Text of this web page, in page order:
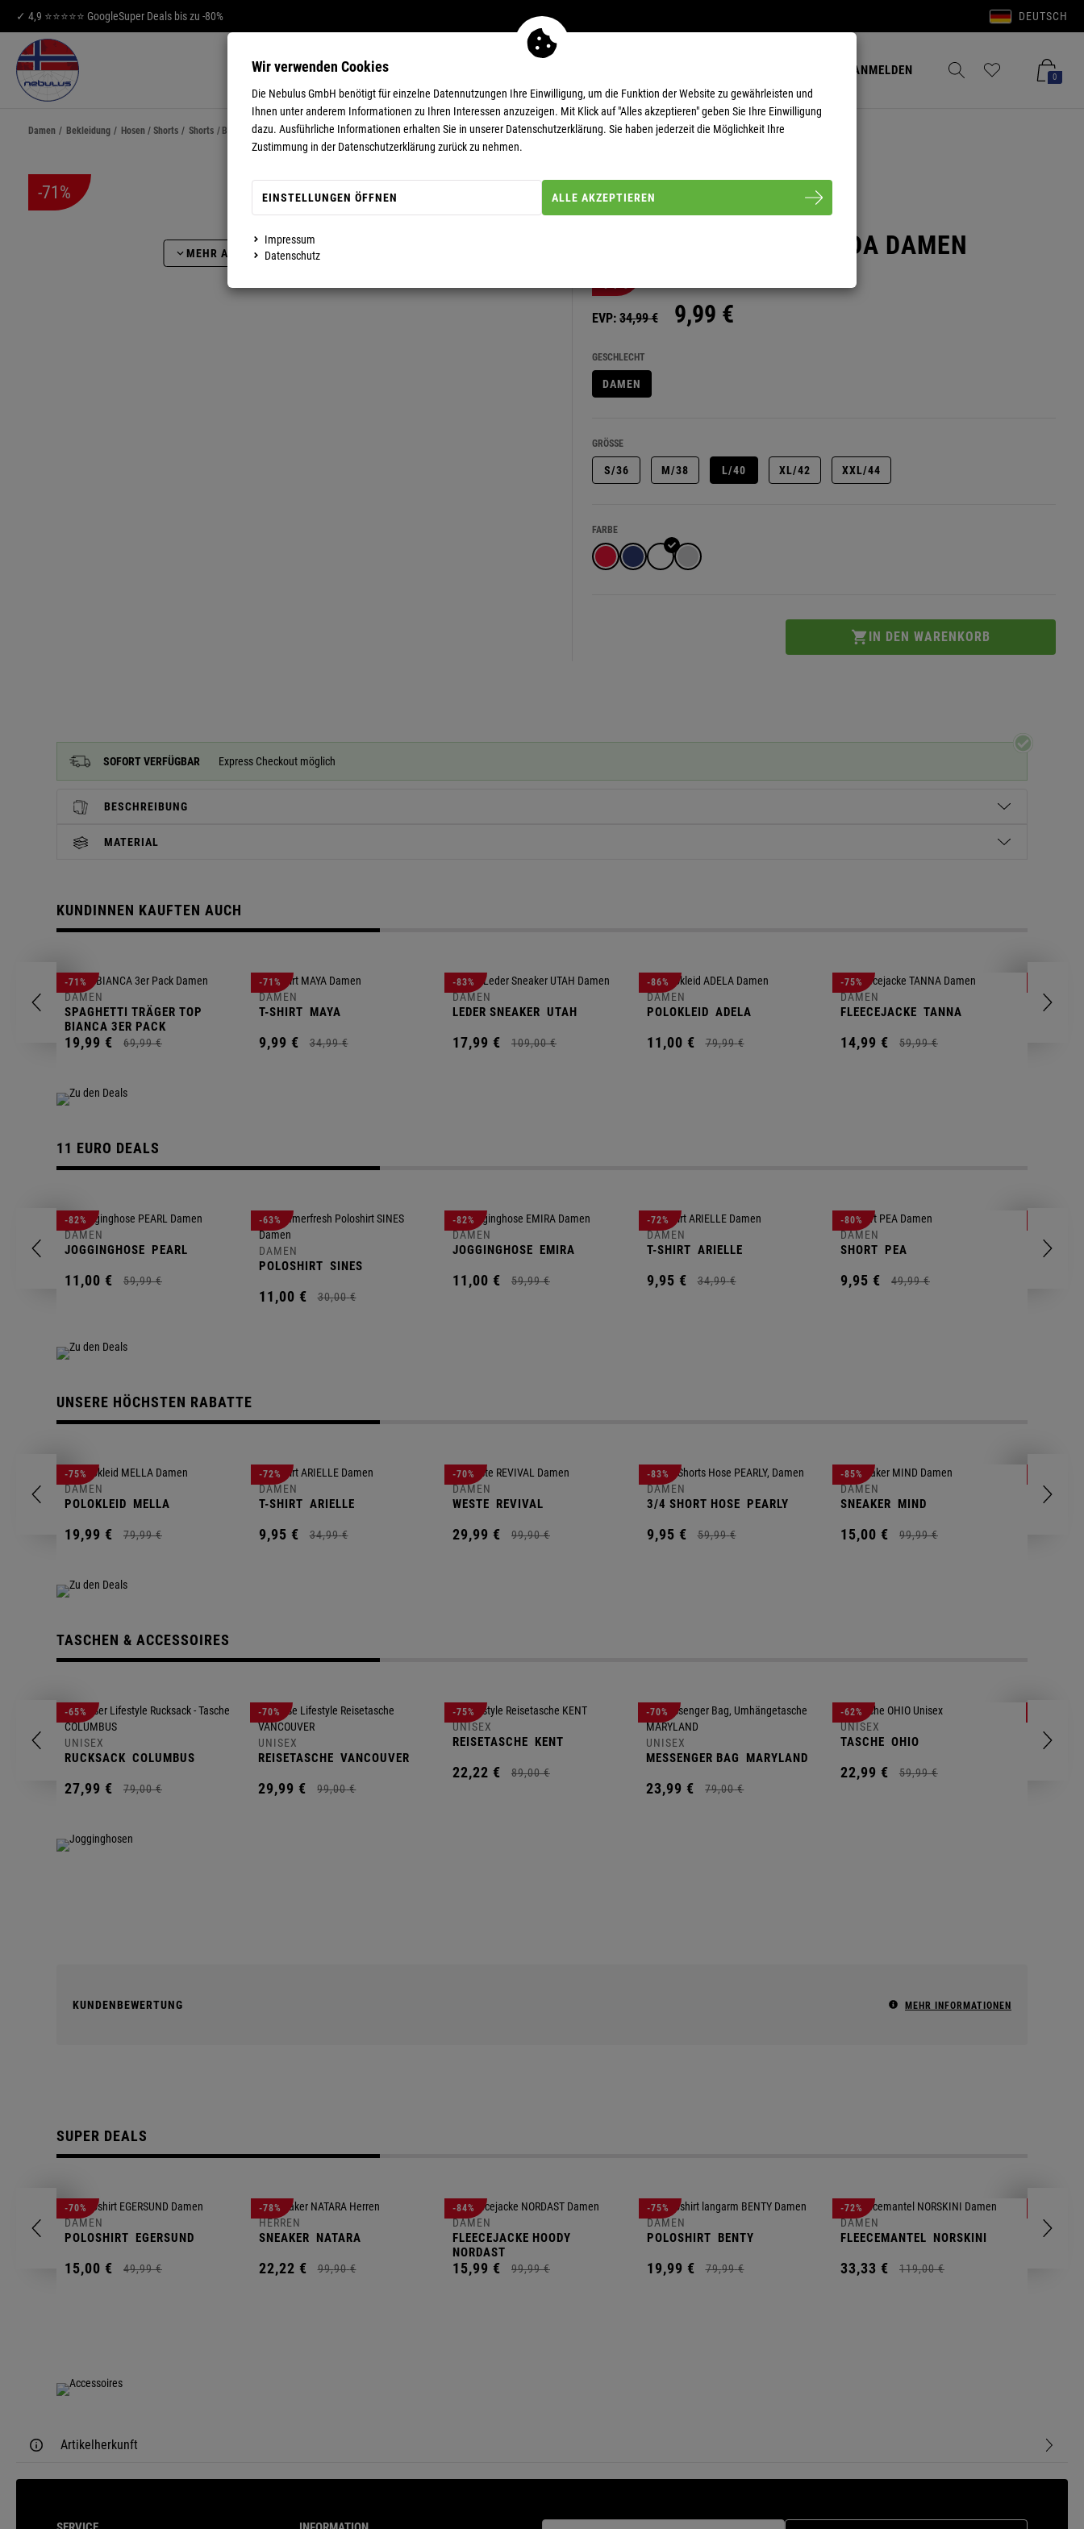
✓ 4,9 ⭐⭐⭐⭐⭐ GoogleSuper Deals bis zu -80% DEUTSCH
HERREN DAMEN AnmeldenANMELDEN Merkzettel aufklappenWarenkorb
0
Damen / Bekleidung / Hosen / Shorts / Shorts / Baumwoll Short LINDA Damen
-71%
MEHR ANZEIGEN VIDEO ABSPIELEN BAUMWOLL SHORT LINDA DAMEN
-71%
EVP: 34,99 € 9,99 €
GESCHLECHT
DAMEN
GRÖSSE
S/36 M/38 L/40 XL/42 XXL/44
FARBE
SOFORT VERFÜGBAR Express Checkout möglich
BESCHREIBUNG
MATERIAL
KUNDINNEN KAUFTEN AUCH
-71%
DAMEN
SPAGHETTI TRÄGER TOP
BIANCA 3ER PACK
19,99 € 69,99 €
-71%
DAMEN
T-SHIRT MAYA
9,99 € 34,99 €
-83%
DAMEN
LEDER SNEAKER UTAH
17,99 € 109,00 €
-86%
DAMEN
POLOKLEID ADELA
11,00 € 79,99 €
-75%
DAMEN
FLEECEJACKE TANNA
14,99 € 59,99 €
11 EURO DEALS
-82%
DAMEN
JOGGINGHOSE PEARL
11,00 € 59,99 €
-63%
DAMEN
POLOSHIRT SINES
11,00 € 30,00 €
-82%
DAMEN
JOGGINGHOSE EMIRA
11,00 € 59,99 €
-72%
DAMEN
T-SHIRT ARIELLE
9,95 € 34,99 €
-80%
DAMEN
SHORT PEA
9,95 € 49,99 €
UNSERE HÖCHSTEN RABATTE
-75%
DAMEN
POLOKLEID MELLA
19,99 € 79,99 €
-72%
DAMEN
T-SHIRT ARIELLE
9,95 € 34,99 €
-70%
DAMEN
WESTE REVIVAL
29,99 € 99,90 €
-83%
DAMEN
3/4 SHORT HOSE PEARLY
9,95 € 59,99 €
-85%
DAMEN
SNEAKER MIND
15,00 € 99,99 €
TASCHEN & ACCESSOIRES
-65%
UNISEX
RUCKSACK COLUMBUS
27,99 € 79,00 €
-70%
UNISEX
REISETASCHE VANCOUVER
29,99 € 99,00 €
-75%
UNISEX
REISETASCHE KENT
22,22 € 89,00 €
-70%
UNISEX
MESSENGER BAG MARYLAND
23,99 € 79,00 €
-62%
UNISEX
TASCHE OHIO
22,99 € 59,99 €
KUNDENBEWERTUNG MEHR INFORMATIONEN
SUPER DEALS
-70%
DAMEN
POLOSHIRT EGERSUND
15,00 € 49,99 €
-78%
HERREN
SNEAKER NATARA
22,22 € 99,90 €
-84%
DAMEN
FLEECEJACKE HOODY
NORDAST
15,99 € 99,99 €
-75%
DAMEN
POLOSHIRT BENTY
19,99 € 79,99 €
-72%
DAMEN
FLEECEMANTEL NORSKINI
33,33 € 119,00 €
Artikelherkunft
Wir verwenden Cookies
Die Nebulus GmbH benötigt für einzelne Datennutzungen Ihre Einwilligung, um die Funktion der Website zu gewährleisten und
Ihnen unter anderem Informationen zu Ihren Interessen anzuzeigen. Mit Klick auf "Alles akzeptieren" geben Sie Ihre Einwilligung
dazu. Ausführliche Informationen erhalten Sie in unserer Datenschutzerklärung. Sie haben jederzeit die Möglichkeit Ihre
Zustimmung in der Datenschutzerklärung zurück zu nehmen.
EINSTELLUNGEN ÖFFNEN ALLE AKZEPTIEREN
Impressum
Datenschutz